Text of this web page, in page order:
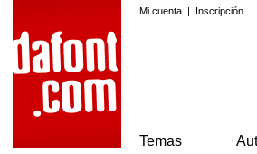
Mi cuenta | Inscripción
Temas